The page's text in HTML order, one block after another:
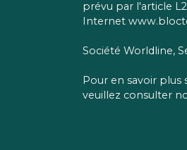
prévu par l'article
Internet
Société Worldline,
Pour en savoir plus
veuillez consulter